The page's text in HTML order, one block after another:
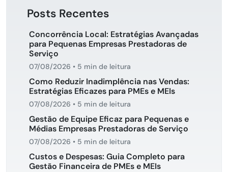
Posts Recentes
Concorrência Local: Estratégias Avançadas
para Pequenas Empresas Prestadoras de
Serviço
07/08/2026 • 5 min de leitura
Como Reduzir Inadimplência nas Vendas:
Estratégias Eficazes para PMEs e MEIs
07/08/2026 • 5 min de leitura
Gestão de Equipe Eficaz para Pequenas e
Médias Empresas Prestadoras de Serviço
07/08/2026 • 5 min de leitura
Custos e Despesas: Guia Completo para
Gestão Financeira de PMEs e MEIs